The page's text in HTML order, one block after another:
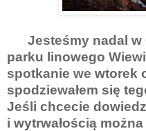
Jesteśmy nadal w
parku linowego
spotkanie we wtorek
spodziewałem się
Jeśli chcecie
i wytrwałością